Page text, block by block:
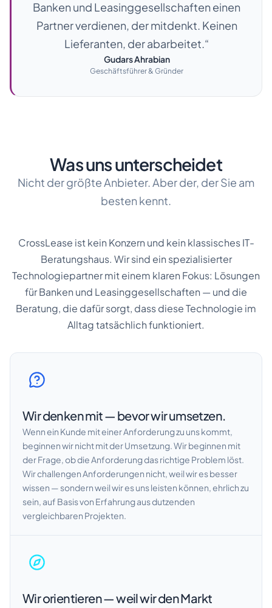
Banken und Leasinggesellschaften einen
Partner verdienen, der mitdenkt. Keinen
Lieferanten, der abarbeitet.“
Gudars Ahrabian
Geschäftsführer & Gründer
Was uns unterscheidet
Nicht der größte Anbieter. Aber der, der Sie am
besten kennt.
CrossLease ist kein Konzern und kein klassisches IT-
Beratungshaus. Wir sind ein spezialisierter
Technologiepartner mit einem klaren Fokus: Lösungen
für Banken und Leasinggesellschaften — und die
Beratung, die dafür sorgt, dass diese Technologie im
Alltag tatsächlich funktioniert.
Wir denken mit — bevor wir umsetzen.
Wenn ein Kunde mit einer Anforderung zu uns kommt,
beginnen wir nicht mit der Umsetzung. Wir beginnen mit
der Frage, ob die Anforderung das richtige Problem löst.
Wir challengen Anforderungen nicht, weil wir es besser
wissen — sondern weil wir es uns leisten können, ehrlich zu
sein, auf Basis von Erfahrung aus dutzenden
vergleichbaren Projekten.
Wir orientieren — weil wir den Markt